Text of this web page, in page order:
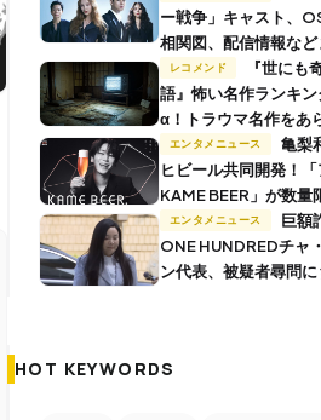
ー戦争」キャスト、
相関図、配信情報な
レコメンド
語』怖い名作ランキ
α！トラウマ名作をあ
きで解説
エンタメニュース
ヒビール共同開発！「
KAME BEER」が数量
エンタメニュース
ONE HUNDREDチャ
ン代表、被疑者尋問に
HOT KEYWORDS